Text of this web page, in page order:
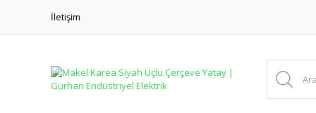
İletişim